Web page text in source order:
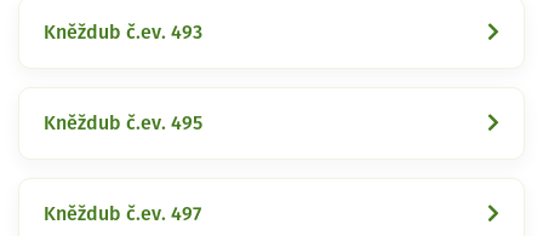
Kněždub č.ev. 493
Kněždub č.ev. 495
Kněždub č.ev. 497